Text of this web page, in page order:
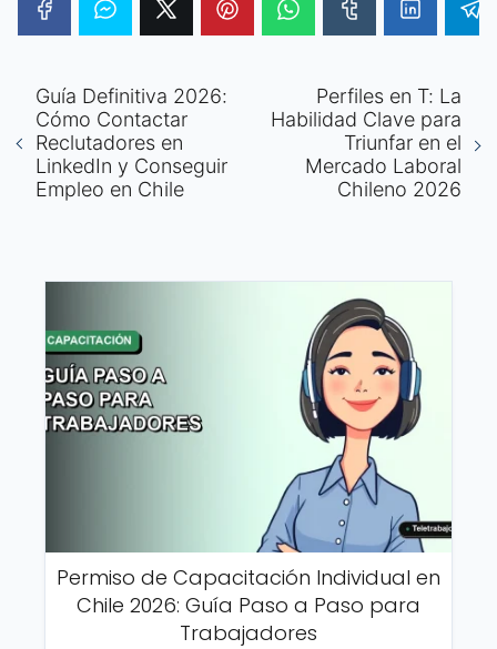
Guía Definitiva 2026:
Cómo Contactar
Reclutadores en
LinkedIn y Conseguir
Empleo en Chile
Perfiles en T: La
Habilidad Clave para
Triunfar en el
Mercado Laboral
Chileno 2026
Permiso de Capacitación Individual en
Chile 2026: Guía Paso a Paso para
Trabajadores